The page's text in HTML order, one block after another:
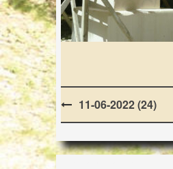
Post
navigation
11-06-2022 (24)